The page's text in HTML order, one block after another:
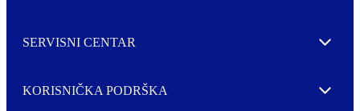
SERVISNI CENTAR Expand
KORISNIČKA PODRŠKA Expand